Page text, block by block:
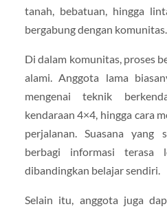
tanah, bebatuan, hingga
bergabung dengan komunitas.
Di dalam komunitas, proses
alami. Anggota lama
mengenai teknik
kendaraan 4×4, hingga cara
perjalanan. Suasana yang
berbagi informasi terasa
dibandingkan belajar sendiri.
Selain itu, anggota juga